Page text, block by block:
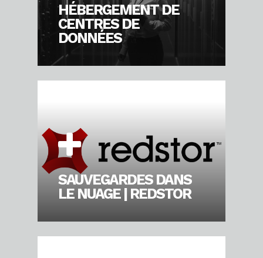
HÉBERGEMENT DE
CENTRES DE
DONNÉES
SAUVEGARDES DANS
LE NUAGE | REDSTOR